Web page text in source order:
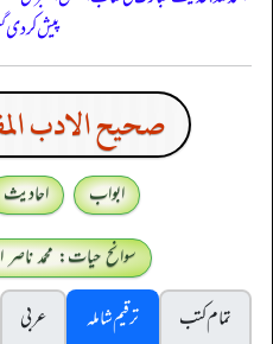
پیش کر
صحيح الادب
ابواب احادیث
سوانح حیات: محمد ناصر
تمام کتب
ترقیم شاملہ عربی